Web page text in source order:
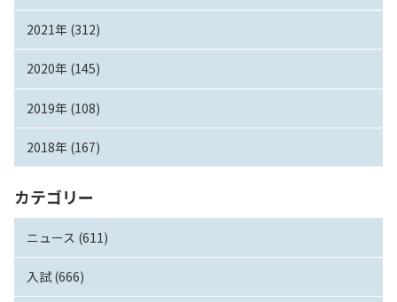
2021年 (312)
2020年 (145)
2019年 (108)
2018年 (167)
カテゴリー
ニュース (611)
入試 (666)